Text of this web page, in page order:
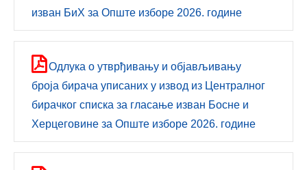
изван БиХ за Опште изборе 2026. године
Одлука о утврђивању и објављивању
броја бирача уписаних у извод из Централног
бирачког списка за гласање изван Босне и
Херцеговине за Општe изборе 2026. године